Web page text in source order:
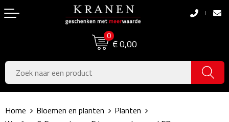
0
€ 0,00
Boodschappentassen
Boodschappentassen
Jute tassen
Katoenen draagtassen
Pasen
Koningsdag
Zomer
Home Bloemen en planten
Planten